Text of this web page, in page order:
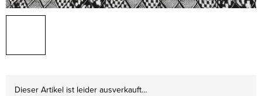
Dieser Artikel ist leider ausverkauft…